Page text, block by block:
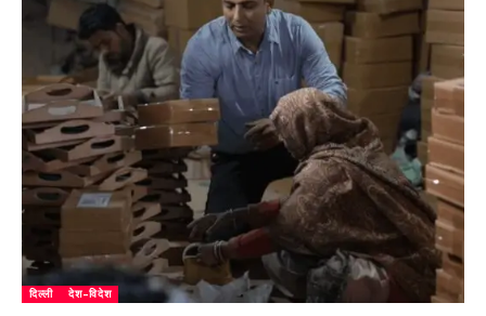
दिल्ली देश-विदेश